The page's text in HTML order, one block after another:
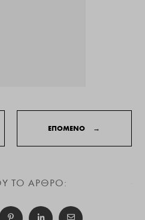
ΕΠΟΜΕΝΟ →
ΤΟ ΑΡΘΡΟ: